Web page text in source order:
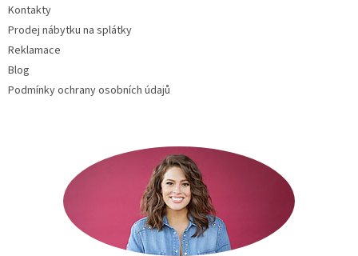
Kontakty
Prodej nábytku na splátky
Reklamace
Blog
Podmínky ochrany osobních údajů